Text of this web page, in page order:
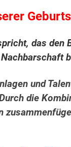
das den
und
die